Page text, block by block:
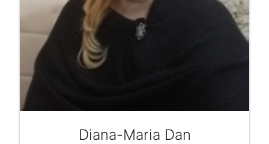
Diana-Maria Dan